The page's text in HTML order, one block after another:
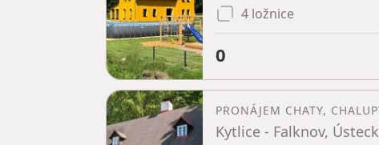
4 ložnice
0
PRONÁJEM CHATY,
Kytlice - Falknov,